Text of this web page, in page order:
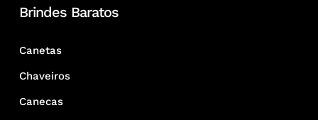
Brindes Baratos
Canetas
Chaveiros
Canecas